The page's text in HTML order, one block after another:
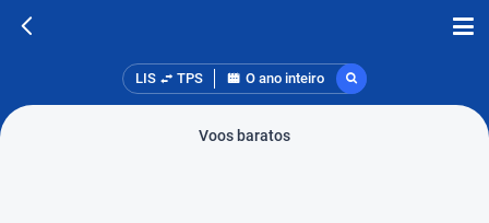
LIS TPS O ano inteiro
Voos baratos